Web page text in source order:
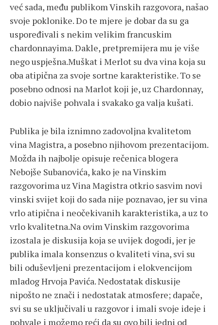
već sada, među publikom Vinskih razgovora, našao
svoje poklonike. Do te mjere je dobar da su ga
uspoređivali s nekim velikim francuskim
chardonnayima. Dakle, pretpremijera mu je više
nego uspješna.Muškat i Merlot su dva vina koja su
oba atipična za svoje sortne karakteristike. To se
posebno odnosi na Marlot koji je, uz Chardonnay,
dobio najviše pohvala i svakako ga valja kušati.
Publika je bila iznimno zadovoljna kvalitetom
vina Magistra, a posebno njihovom prezentacijom.
Možda ih najbolje opisuje rečenica blogera
Nebojše Subanovića, kako je na Vinskim
razgovorima uz Vina Magistra otkrio sasvim novi
vinski svijet koji do sada nije poznavao, jer su vina
vrlo atipična i neočekivanih karakteristika, a uz to
vrlo kvalitetna.Na ovim Vinskim razgovorima
izostala je diskusija koja se uvijek dogodi, jer je
publika imala konsenzus o kvaliteti vina, svi su
bili oduševljeni prezentacijom i elokvencijom
mladog Hrvoja Pavića. Nedostatak diskusije
nipošto ne znači i nedostatak atmosfere; dapače,
svi su se uključivali u razgovor i imali svoje ideje i
pohvale i možemo reći da su ovo bili jedni od